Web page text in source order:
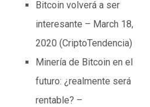
Bitcoin volverá a ser
interesante – March 18,
2020 (CriptoTendencia)
Minería de Bitcoin en el
futuro: ¿realmente será
rentable? –